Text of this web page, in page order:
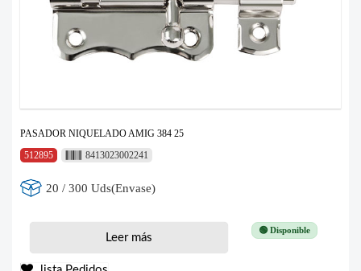
PASADOR NIQUELADO AMIG 384 25
512895
8413023002241
20 / 300 Uds(Envase)
🟢 Disponible
Leer más